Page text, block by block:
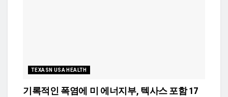
TEXASN USA HEALTH
기록적인 폭염에 미 에너지부, 텍사스 포함 17